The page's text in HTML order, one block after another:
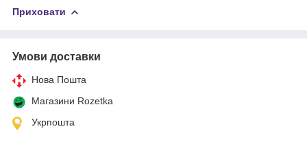
Приховати
Умови доставки
Нова Пошта
Магазини Rozetka
Укрпошта